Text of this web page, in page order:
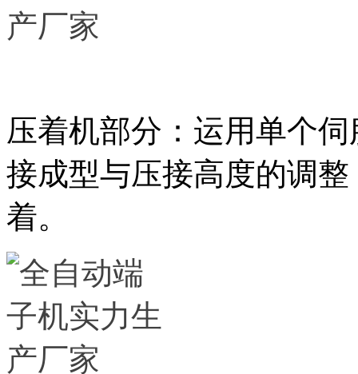
压着机部分：运用单个
接成型与压接高度的调整
着。